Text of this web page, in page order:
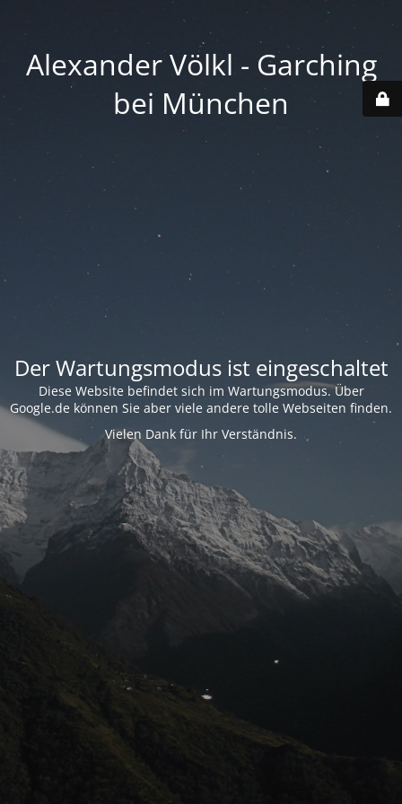
Alexander Völkl - Garching
bei München
Der Wartungsmodus ist eingeschaltet
Diese Website befindet sich im Wartungsmodus. Über
Google.de können Sie aber viele andere tolle Webseiten finden.
Vielen Dank für Ihr Verständnis.